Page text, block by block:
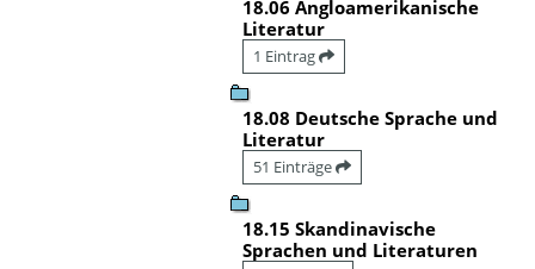
18.06 Angloamerikanische
Literatur
1 Eintrag
18.08 Deutsche Sprache und
Literatur
51 Einträge
18.15 Skandinavische
Sprachen und Literaturen